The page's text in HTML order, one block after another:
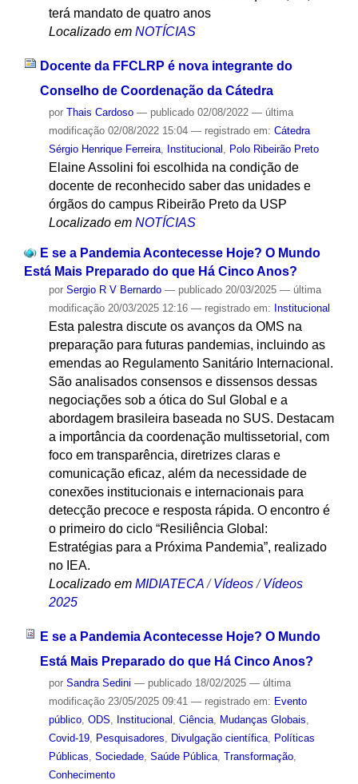
terá mandato de quatro anos
Localizado em NOTÍCIAS
Docente da FFCLRP é nova integrante do
Conselho de Coordenação da Cátedra
por Thais Cardoso — publicado02/08/2022 — última
modificação02/08/2022 15:04 — registrado em: Cátedra
Sérgio Henrique Ferreira, Institucional Polo Ribeirão Preto
Elaine Assolini foi escolhida na condição de
docente de reconhecido saber das unidades e
órgãos do campus Ribeirão Preto da USP
Localizado em NOTÍCIAS
E se a Pandemia Acontecesse Hoje? O Mundo
Está Mais Preparado do que Há Cinco Anos?
por Sergio R V Bernardo — publicado20/03/2025 — última
modificação20/03/2025 12:16 — registrado em: Institucional
Esta palestra discute os avanços da OMS na
preparação para futuras pandemias, incluindo as
emendas ao Regulamento Sanitário Internacional.
São analisados consensos e dissensos dessas
negociações sob a ótica do Sul Global e a
abordagem brasileira baseada no SUS. Destacam
a importância da coordenação multissetorial, com
foco em transparência, diretrizes claras e
comunicação eficaz, além da necessidade de
conexões institucionais e internacionais para
detecção precoce e resposta rápida. O encontro é
o primeiro do ciclo “Resiliência Global:
Estratégias para a Próxima Pandemia”, realizado
no IEA.
Localizado em MIDIATECA / Vídeos / Vídeos
2025
E se a Pandemia Acontecesse Hoje? O Mundo
Está Mais Preparado do que Há Cinco Anos?
por Sandra Sedini — publicado18/02/2025 — última
modificação23/05/2025 09:41 — registrado em: Evento
público, ODS, Institucional , Ciência, Mudanças Globais,
Covid-19, Pesquisadores, Divulgação científica, Políticas
Públicas, Sociedade, Saúde Pública, Transformação,
Conhecimento